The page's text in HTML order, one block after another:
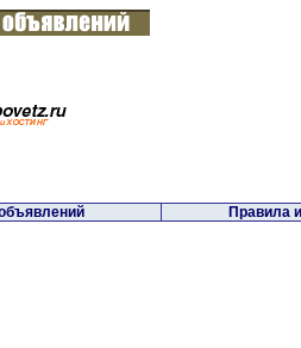
Правила